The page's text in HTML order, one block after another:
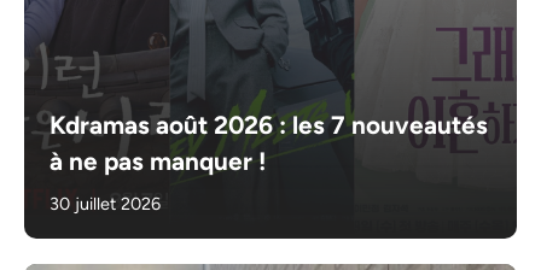
Kdramas août 2026 : les 7 nouveautés
à ne pas manquer !
30 juillet 2026